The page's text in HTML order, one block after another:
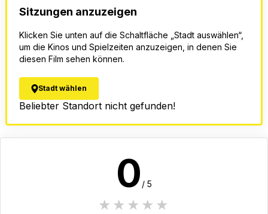
Sitzungen anzuzeigen
Klicken Sie unten auf die Schaltfläche „Stadt auswählen“,
um die Kinos und Spielzeiten anzuzeigen, in denen Sie
diesen Film sehen können.
Stadt wählen
Beliebter Standort nicht gefunden!
0 / 5
4 stars
3 stars
2 stars
1 star